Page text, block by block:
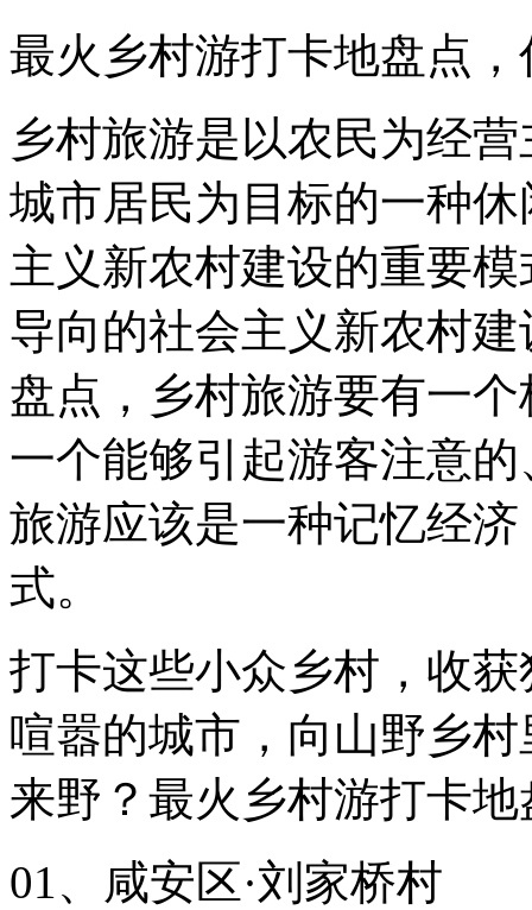
最火乡村游打卡地盘点
乡村旅游是以农民为经
城市居民为目标的一种
主义新农村建设的重要
导向的社会主义新农村
盘点，乡村旅游要有一
一个能够引起游客注意
旅游应该是一种记忆经
式。
打卡这些小众乡村，收
喧嚣的城市，向山野乡
来野？最火乡村游打卡地
01、咸安区·刘家桥村